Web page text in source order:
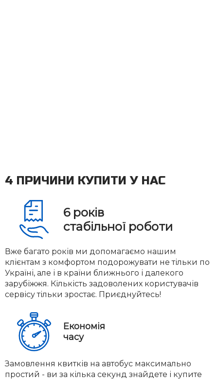
4 ПРИЧИНИ КУПИТИ У НАС
6 років
стабільної роботи
Вже багато років ми допомагаємо нашим
клієнтам з комфортом подорожувати не тільки по
Україні, але і в країни ближнього і далекого
зарубіжжя. Кількість задоволених користувачів
сервісу тільки зростає. Приєднуйтесь!
Економія
часу
Замовлення квитків на автобус максимально
простий - ви за кілька секунд знайдете і купите